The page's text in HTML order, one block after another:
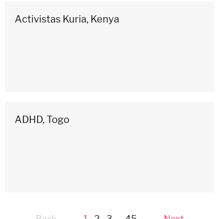
Activistas Kuria, Kenya
ADHD, Togo